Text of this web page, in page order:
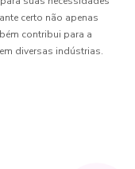
certo não apenas
contribui para a
diversas indústrias.